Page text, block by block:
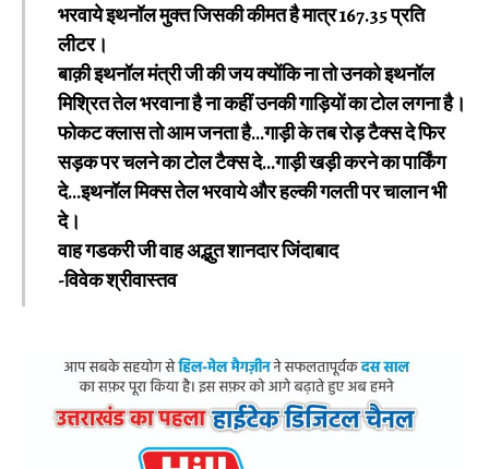
भरवाये इथनॉल मुक्त जिसकी कीमत है मात्र 167.35₹ प्रति
लीटर।
बाक़ी इथनॉल मंत्री जी की जय क्योंकि ना तो उनको इथनॉल
मिश्रित तेल भरवाना है ना कहीं उनकी गाड़ियों का टोल लगना है।
फोकट क्लास तो आम जनता है…गाड़ी के तब रोड़ टैक्स दे फिर
सड़क पर चलने का टोल टैक्स दे…गाड़ी खड़ी करने का पार्किंग
दे…इथनॉल मिक्स तेल भरवाये और हल्की गलती पर चालान भी
दे।
वाह गडकरी जी वाह अद्भुत शानदार जिंदाबाद
-विवेक श्रीवास्तव